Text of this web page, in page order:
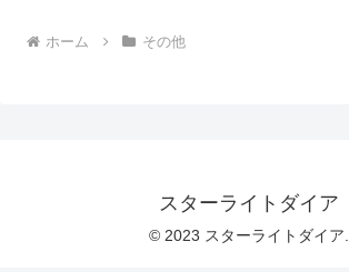
ホーム その他
スターライトダイア
© 2023 スターライトダイア.